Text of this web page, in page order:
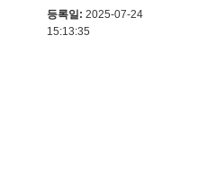
등록일: 2025-07-24
15:13:35